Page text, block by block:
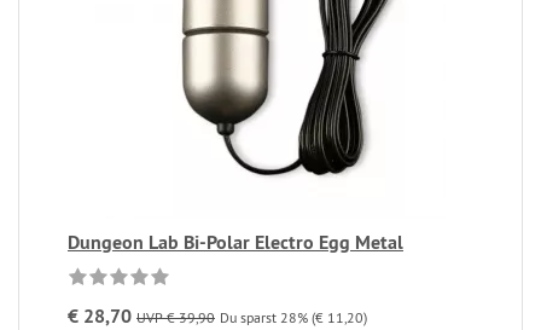
Dungeon Lab Bi-Polar Electro Egg Metal
€ 28,70 UVP € 39,90 Du sparst 28% (€ 11,20)